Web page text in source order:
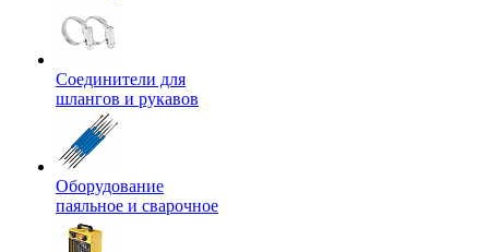
Соединители для
шлангов и рукавов
Оборудование
паяльное и сварочное